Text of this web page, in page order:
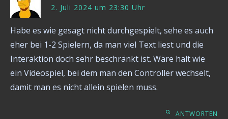
2. Juli 2024 um 23:30 Uhr
Habe es wie gesagt nicht durchgespielt, sehe es auch
eher bei 1-2 Spielern, da man viel Text liest und die
Interaktion doch sehr beschränkt ist. Wäre halt wie
ein Videospiel, bei dem man den Controller wechselt,
damit man es nicht allein spielen muss.
ANTWORTEN